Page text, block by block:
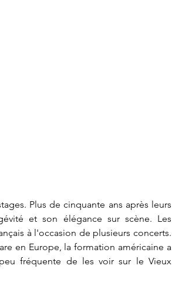
Plus de cinquante ans après leurs
et son élégance sur scène. Les
à l'occasion de plusieurs concerts.
en Europe, la formation américaine a
fréquente de les voir sur le Vieux